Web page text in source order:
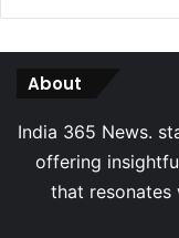
About